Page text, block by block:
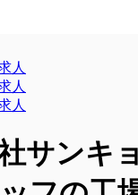
人
人
人
サンキ